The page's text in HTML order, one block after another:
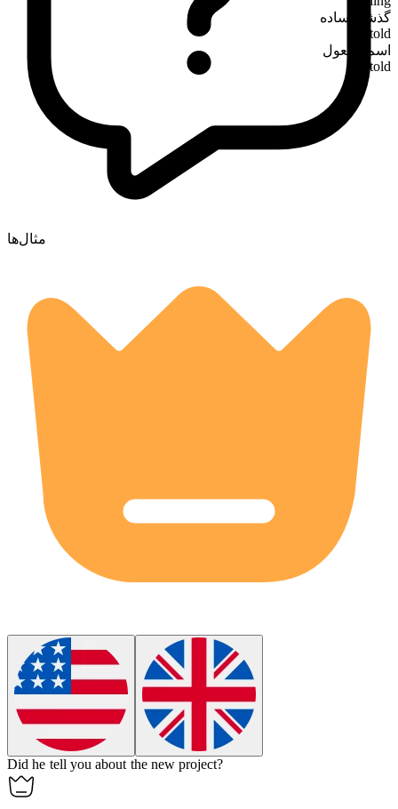
گذشته ساده
told
اسم مفعول
told
مثال‌ها
Did he tell you about the new project?